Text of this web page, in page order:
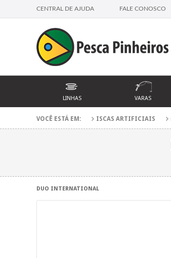
CENTRAL DE AJUDA FALE CONOSCO
LINHAS VARAS
VOCÊ ESTÁ EM: ISCAS ARTIFICIAIS
DUO INTERNATIONAL